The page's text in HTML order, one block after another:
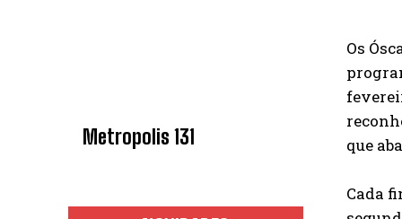
Metropolis 131
Os
que
Cada